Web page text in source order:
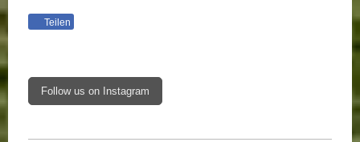
Teilen
Follow us on Instagram